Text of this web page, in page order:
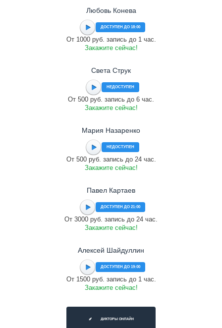
Любовь Конева
ДОСТУПЕН ДО 18:00
От 1000 руб. запись до 1 час.
Закажите сейчас!
Света Струк
НЕДОСТУПЕН
От 500 руб. запись до 6 час.
Закажите сейчас!
Мария Назаренко
НЕДОСТУПЕН
От 500 руб. запись до 24 час.
Закажите сейчас!
Павел Картаев
ДОСТУПЕН ДО 21:00
От 3000 руб. запись до 24 час.
Закажите сейчас!
Алексей Шайдуллин
ДОСТУПЕН ДО 19:00
От 1500 руб. запись до 1 час.
Закажите сейчас!
ДИКТОРЫ ОНЛАЙН